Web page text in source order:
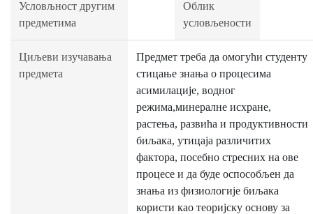
Условљност другим
предметима
Облик
условљености
Циљеви изучавања
предмета
Предмет треба да омогући студенту
стицање знања о процесима
асимилације, водног
режима,минералне исхране,
растења, развића и продуктивности
биљака, утицајa различитих
фактора, посебно стресних на ове
процесе и да буде оспособљен да
знања из физиологије биљака
користи као теоријску основу за